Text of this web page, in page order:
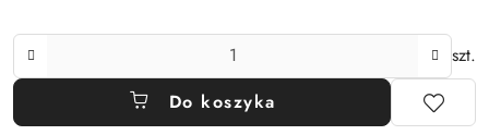
szt.
Do koszyka